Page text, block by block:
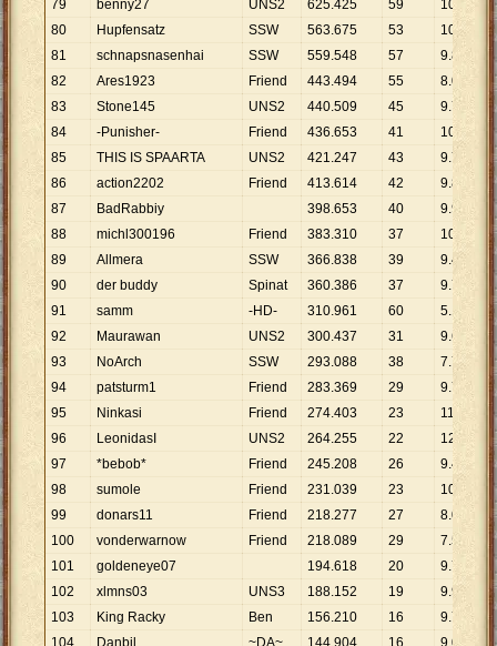
79 benny27 UNS2 625.425 59 10
600
80
Hupfensatz SSW 563.675 53 10 .635
81
schnapsnasenhai SSW 559.548 57 9.817
82
Ares1923 Friend 443.494 55 8.064
83
Stone145 UNS2 440.509 45 9.789
84
-Punisher- Friend 436.653 41 10
650
85
THIS IS SPAARTA UNS2 421.247 43 9.796
86
action2202 Friend 413.614 42 9.848
87
BadRabbiy 398.653 40 9.966
88
michl300196 Friend 383.310 37 10
89
Allmera SSW 366.838 39 9.406
90
der buddy Spinat 360.386 37 9.740
91
samm -HD- 310.961 60 5. 183
92
Maurawan UNS2 300.437 31 9.692
93
NoArch SSW 293.088 38 7.713
94
patsturm1 Friend 283.369 29 9.771
95
Ninkasi Friend 274.403 23 11
96
LeonidasI UNS2 264.255 22 12 .012
97
*bebob* Friend 245.208 26 9.431
98
sumole Friend 231.039 23 10
99
donars11 Friend 218.277 27 8.084
100
vonderwarnow Friend 218.089 29 7.520
101
goldeneye07 194.618 20 9.731
102
xlmns03 UNS3 188.152 19 9.903
103
King Racky Ben 156.210 16 9.763